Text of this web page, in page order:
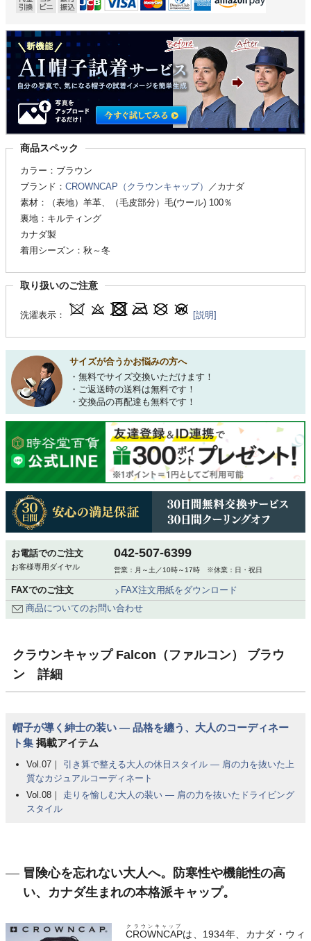
商品スペック
カラー：ブラウン
ブランド： CROWNCAP（クラウンキャップ）
／カナダ
素材：（表地）羊革、（毛皮部分）毛(ウール) 100％
裏地：キルティング
カナダ製
着用シーズン：秋～冬
取り扱いのご注意
洗濯表示： [説明]
サイズが合うかお悩みの方へ
・無料でサイズ交換いただけます！
・ご返送時の送料は無料です！
・交換品の再配達も無料です！
お電話でのご注文
お客様専用ダイヤル
042-507-6399
営業：月～土／10時～17時 ※休業：日・祝日
FAXでのご注文
FAX注文用紙をダウンロード
商品についてのお問い合わせ
クラウンキャップ Falcon（ファルコン） ブラウ
ン 詳細
帽子が導く紳士の装い ― 品格を纏う、大人のコーディネー
ト集 掲載アイテム
Vol.07｜ 引き算で整える大人の休日スタイル ― 肩の力を抜いた上
質なカジュアルコーディネート
Vol.08｜ 走りを愉しむ大人の装い ― 肩の力を抜いたドライビング
スタイル
冒険心を忘れない大人へ。防寒性や機能性の高
い、カナダ生まれの本格派キャップ。
CROWNCAP
クラウンキャップ
は、1934年、カナダ・ウィ